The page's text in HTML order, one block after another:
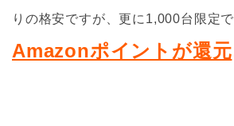
りの格安ですが、更に1,000台限定で
Amazonポイントが還元